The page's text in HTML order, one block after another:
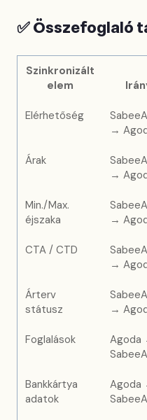
✅Összefoglaló
Szinkronizált
elem
Elérhetőség
→
Árak
→
Min./Max.
éjszaka
→
CTA / CTD
→
Árterv
státusz
→
Foglalások
Agoda
Bankkártya
adatok
Agoda